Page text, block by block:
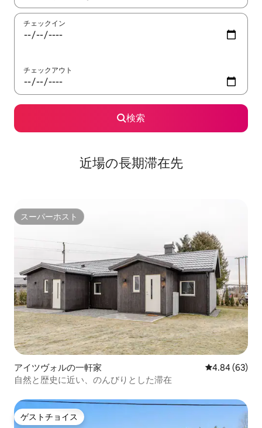
チェックイン
チェックアウト
検索
近場の長期滞在先
スーパーホスト
スーパーホスト
アイツヴォルの一軒家 レビュー63
4.84 (63)
自然と歴史に近い、のんびりとした滞在
ゲストチョイス
ゲストチョイス